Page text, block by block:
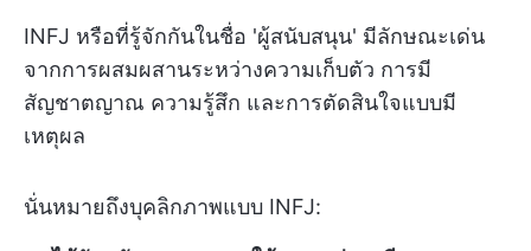
INFJ หรือที่รู้จักกันในชื่อ 'ผู้สนับสนุน' มีลักษณะเด่น
จากการผสมผสานระหว่างความเก็บตัว การมี
สัญชาตญาณ ความรู้สึก และการตัดสินใจแบบมี
เหตุผล
นั่นหมายถึงบุคลิกภาพแบบ INFJ: